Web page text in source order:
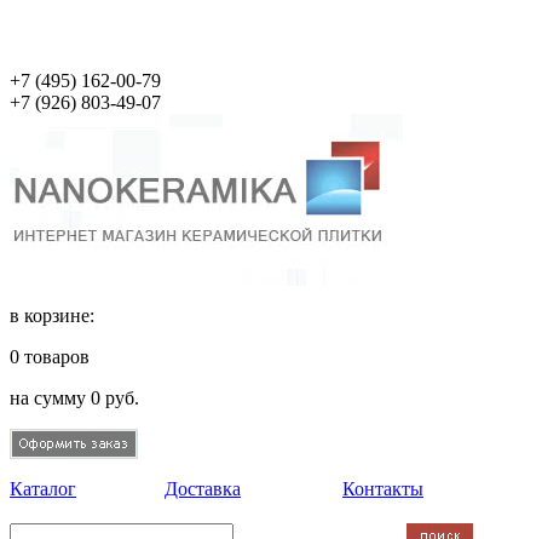
+7 (495) 162-00-79
+7 (926) 803-49-07
в корзине:
0 товаров
на сумму 0 руб.
Каталог Доставка Контакты